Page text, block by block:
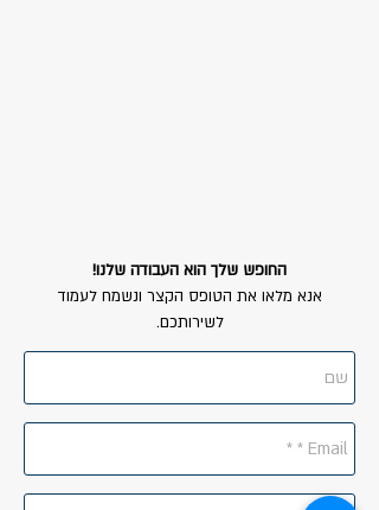
החופש שלך הוא העבודה שלנו!
אנא מלאו את הטופס הקצר ונשמח לעמוד
לשירותכם.